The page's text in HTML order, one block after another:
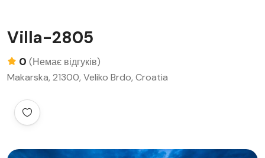
Villa-2805
0 (Немає відгуків)
Makarska, 21300, Veliko Brdo, Croatia